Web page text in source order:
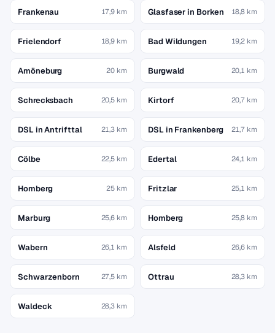
Frankenau 17,9 km Glasfaser in Borken 18,8 km
Frielendorf 18,9 km Bad Wildungen 19,2 km
Amöneburg 20 km Burgwald 20,1 km
Schrecksbach 20,5 km Kirtorf 20,7 km
DSL in Antrifttal 21,3 km DSL in Frankenberg 21,7 km
Cölbe 22,5 km Edertal 24,1 km
Homberg 25 km Fritzlar 25,1 km
Marburg 25,6 km Homberg 25,8 km
Wabern 26,1 km Alsfeld 26,6 km
Schwarzenborn 27,5 km Ottrau 28,3 km
Waldeck 28,3 km